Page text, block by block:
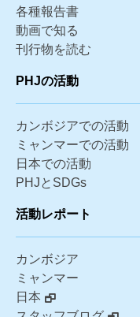
各種報告書
動画で知る
刊行物を読む
PHJの活動
カンボジアでの活動
ミャンマーでの活動
日本での活動
PHJとSDGs
活動レポート
カンボジア
ミャンマー
日本